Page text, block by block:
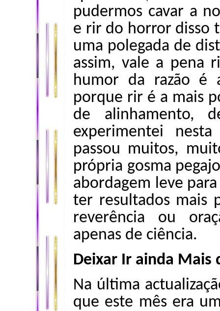
pudermos cavar a
e rir do horror disso
uma polegada de
assim, vale a pena
humor da razão é
porque rir é a mais
de alinhamento,
experimentei
passou muitos,
própria gosma
abordagem leve
ter resultados mais
reverência ou
apenas de ciência.
Deixar Ir ainda Mais
Na última
que este mês era